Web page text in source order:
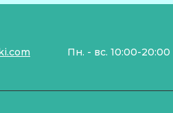
Пн. - вс. 10:00-20:00